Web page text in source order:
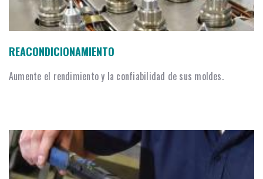
REACONDICIONAMIENTO
Aumente el rendimiento y la confiabilidad de sus moldes.